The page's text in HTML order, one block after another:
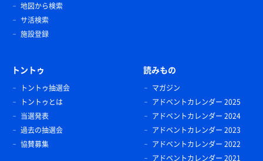
地図から検索
サ活検索
施設登録
トントゥ
トントゥ抽選会
トントゥとは
当選発表
過去の抽選会
協賛募集
読みもの
マガジン
アドベントカレンダー 2025
アドベントカレンダー 2024
アドベントカレンダー 2023
アドベントカレンダー 2022
アドベントカレンダー 2021